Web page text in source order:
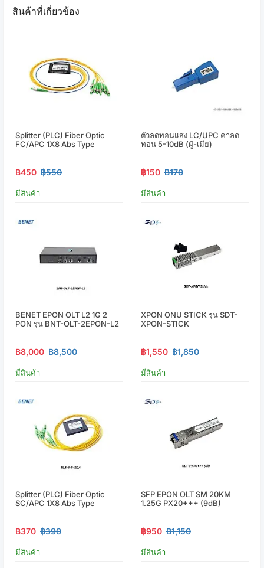
สินค้าที่เกี่ยวข้อง
Splitter (PLC) Fiber Optic
FC/APC 1X8 Abs Type
฿450 ฿550
มีสินค้า
ตัวลดทอนแสง LC/UPC ค่าลด
ทอน 5-10dB (ผู้-เมีย)
฿150 ฿170
มีสินค้า
BENET EPON OLT L2 1G 2
PON รุ่น BNT-OLT-2EPON-L2
฿8,000 ฿8,500
มีสินค้า
XPON ONU STICK รุ่น SDT-
XPON-STICK
฿1,550 ฿1,850
มีสินค้า
Splitter (PLC) Fiber Optic
SC/APC 1X8 Abs Type
฿370 ฿390
มีสินค้า
SFP EPON OLT SM 20KM
1.25G PX20+++ (9dB)
฿950 ฿1,150
มีสินค้า